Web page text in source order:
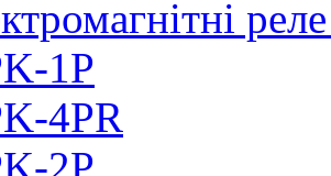
1P
4PR